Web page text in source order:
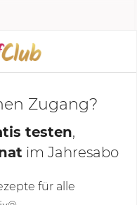
Zugang?
testen,
im Jahresabo
für alle